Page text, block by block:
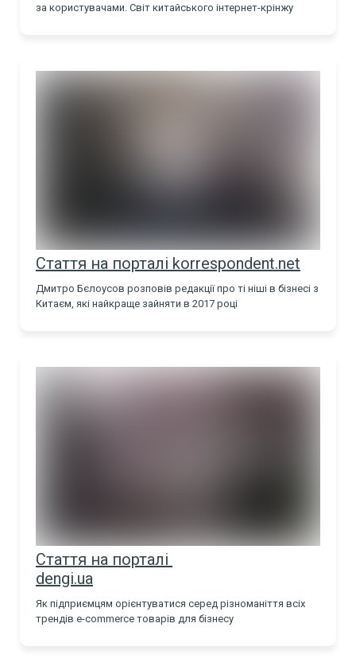
за користувачами. Світ китайського інтернет-крінжу
Стаття на порталі korrespondent.net
Дмитро Бєлоусов розповів редакції про ті ніші в бізнесі з
Китаєм, які найкраще зайняти в 2017 році
Стаття на порталі
dengi.ua
Як підприємцям орієнтуватися серед різноманіття всіх
трендів е-commerce товарів для бізнесу